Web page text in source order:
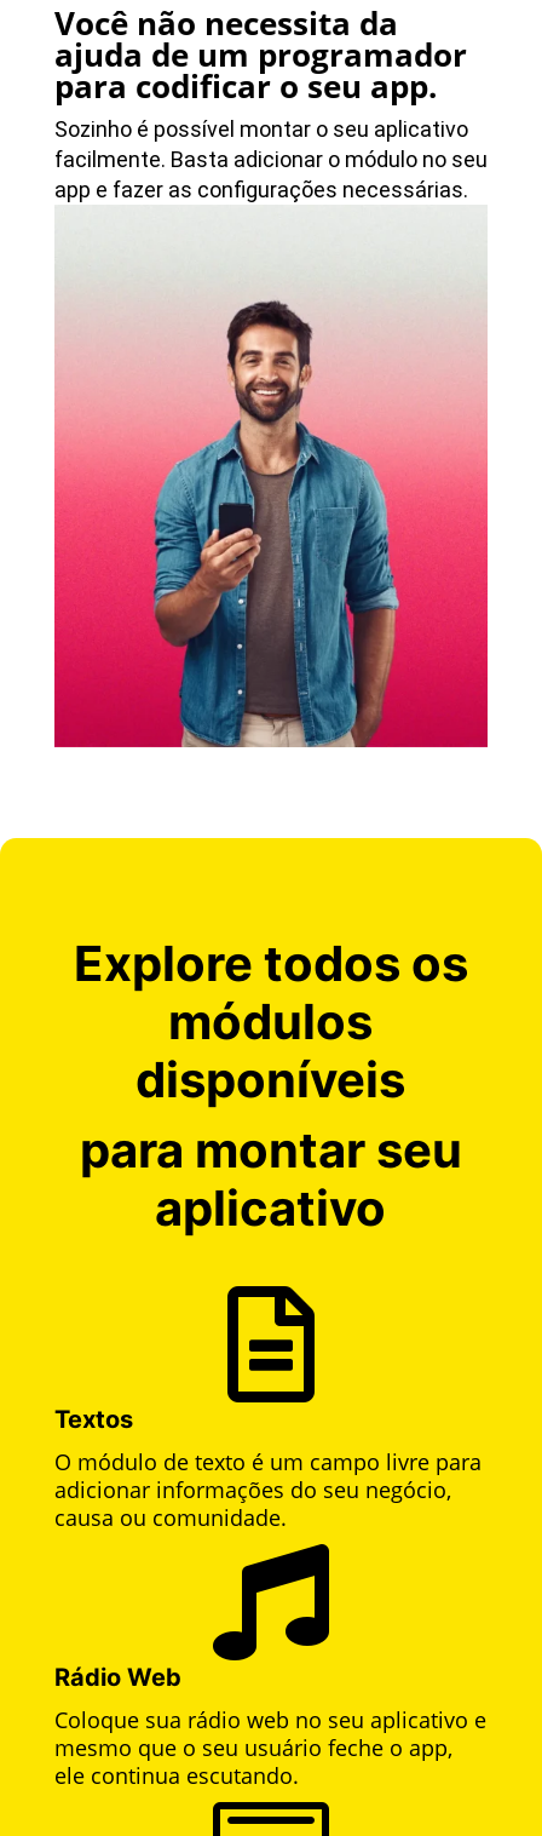
Você não necessita da
ajuda de um programador
para codificar o seu app.
Sozinho é possível montar o seu aplicativo
facilmente. Basta adicionar o módulo no seu
app e fazer as configurações necessárias.
Explore todos os
módulos
disponíveis
para montar seu
aplicativo

Textos
O módulo de texto é um campo livre para
adicionar informações do seu negócio,
causa ou comunidade.

Rádio Web
Coloque sua rádio web no seu aplicativo e
mesmo que o seu usuário feche o app,
ele continua escutando.